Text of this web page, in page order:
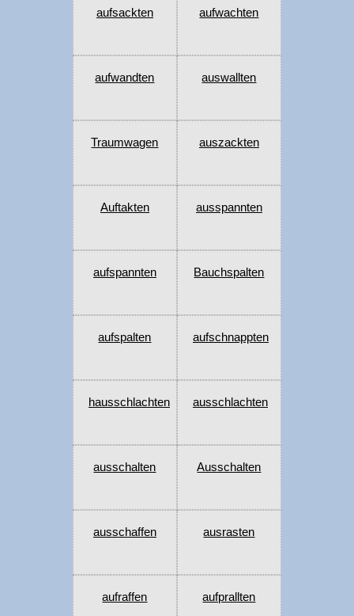
aufsackten aufwachten
aufwandten auswallten
Traumwagen auszackten
Auftakten ausspannten
aufspannten Bauchspalten
aufspalten aufschnappten
hausschlachten ausschlachten
ausschalten Ausschalten
ausschaffen ausrasten
aufraffen aufprallten